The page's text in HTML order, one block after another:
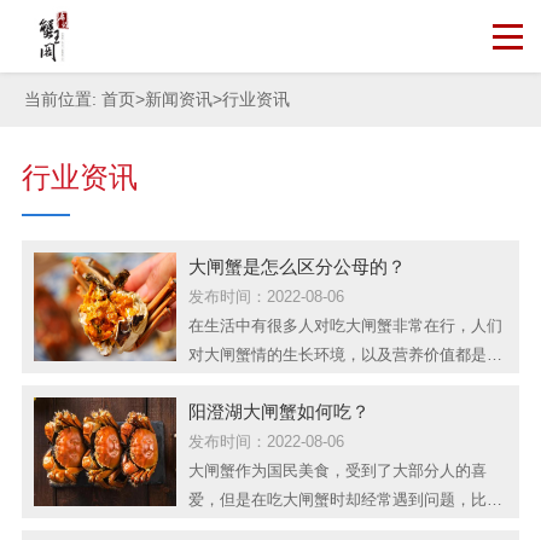
当前位置: 首页>新闻资讯>行业资讯
行业资讯
大闸蟹是怎么区分公母的？
发布时间：2022-08-06
在生活中有很多人对吃大闸蟹非常在行，人们
对大闸蟹情的生长环境，以及营养价值都是了
分公母的吗？下面就跟随小编一起来了解下
吧！其实了解怎样区分公母也是有一定原因
的，所有喜欢吃大闸蟹的人都要听过这样的话
吧：九雌十雄，意思是九月如果要想吃到唯美
阳澄湖大闸蟹如何吃？
发布时间：2022-08-06
大闸蟹作为国民美食，受到了大部分人的喜
爱，但是在吃大闸蟹时却经常遇到问题，比如